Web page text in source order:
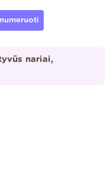
nariai,